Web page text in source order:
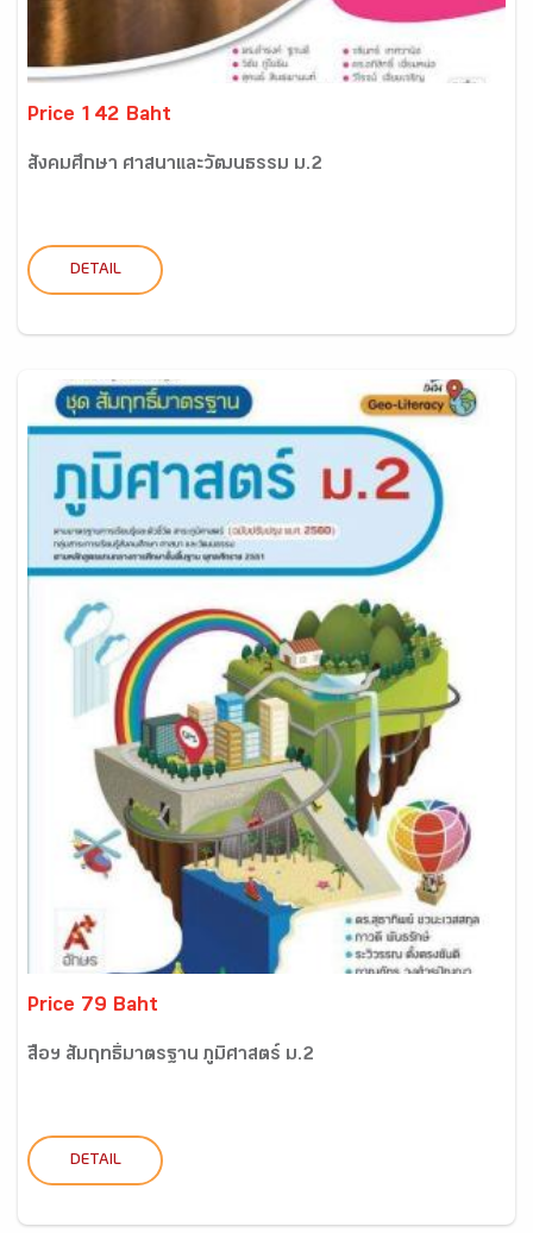
Price 142 Baht
สังคมศึกษา ศาสนาและวัฒนธรรม ม.2
DETAIL
Price 79 Baht
สื่อฯ สัมฤทธิ์มาตรฐาน ภูมิศาสตร์ ม.2
DETAIL